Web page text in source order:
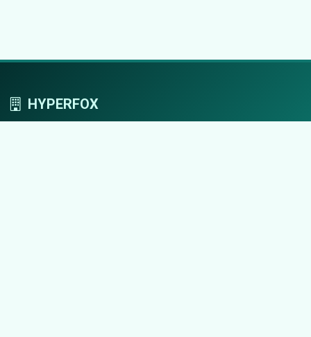
HYPERFOX